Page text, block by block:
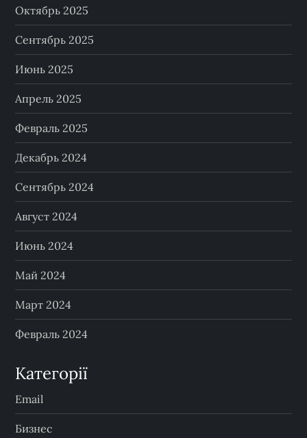
Октябрь 2025
Сентябрь 2025
Июнь 2025
Апрель 2025
Февраль 2025
Декабрь 2024
Сентябрь 2024
Август 2024
Июнь 2024
Май 2024
Март 2024
Февраль 2024
Категорії
Email
Бизнес